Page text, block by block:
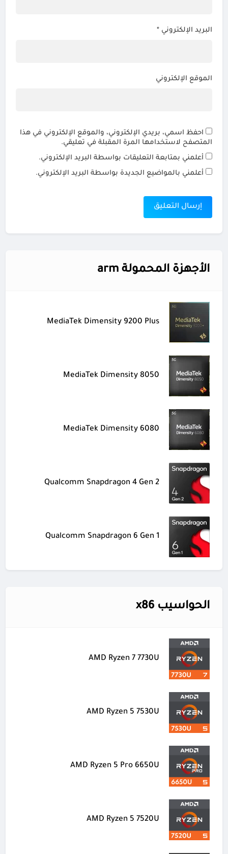
البريد الإلكتروني *
الموقع الإلكتروني
احفظ اسمي، بريدي الإلكتروني، والموقع الإلكتروني في هذا
المتصفح لاستخدامها المرة المقبلة في تعليقي.
أعلمني بمتابعة التعليقات بواسطة البريد الإلكتروني.
أعلمني بالمواضيع الجديدة بواسطة البريد الإلكتروني.
الأجهزة المحمولة arm
MediaTek Dimensity 9200 Plus
MediaTek Dimensity 8050
MediaTek Dimensity 6080
Qualcomm Snapdragon 4 Gen 2
Qualcomm Snapdragon 6 Gen 1
الحواسيب x86
AMD Ryzen 7 7730U
AMD Ryzen 5 7530U
AMD Ryzen 5 Pro 6650U
AMD Ryzen 5 7520U